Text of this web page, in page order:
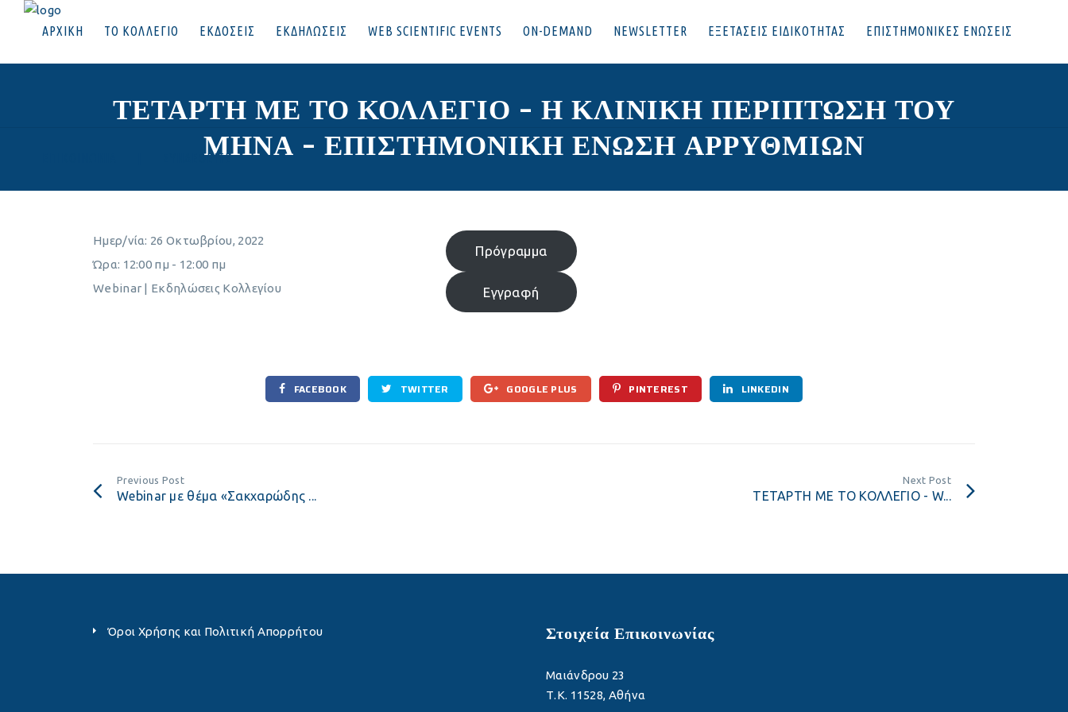
ΑΡΧΙΚΗ ΤΟ ΚΟΛΛΕΓΙΟ ΕΚΔΟΣΕΙΣ ΕΚΔΗΛΩΣΕΙΣ WEB SCIENTIFIC EVENTS ON-DEMAND NEWSLETTER ΕΞΕΤΑΣΕΙΣ ΕΙΔΙΚΟΤΗΤΑΣ ΕΠΙΣΤΗΜΟΝΙΚΕΣ ΕΝΩΣΕΙΣ
ΣΥΝΔΕΘΕΙΤΕ
ΤΕΤΑΡΤΗ ΜΕ ΤΟ ΚΟΛΛΕΓΙΟ – Η ΚΛΙΝΙΚΗ ΠΕΡΙΠΤΩΣΗ ΤΟΥ
ΜΗΝΑ – ΕΠΙΣΤΗΜΟΝΙΚΗ ΕΝΩΣΗ ΑΡΡΥΘΜΙΩΝ
Ημερ/νία: 26 Οκτωβρίου, 2022
Ώρα: 12:00 πμ - 12:00 πμ
Webinar | Εκδηλώσεις Κολλεγίου
Πρόγραμμα
Εγγραφή
FACEBOOK TWITTER GOOGLE PLUS PINTEREST LINKEDIN
Previous Post
Webinar με θέμα «Σακχαρώδης ...
Next Post
ΤΕΤΑΡΤΗ ΜΕ ΤΟ ΚΟΛΛΕΓΙΟ - W...
Όροι Χρήσης και Πολιτική Απορρήτου Στοιχεία Επικοινωνίας
Μαιάνδρου 23
Τ.Κ. 11528, Αθήνα